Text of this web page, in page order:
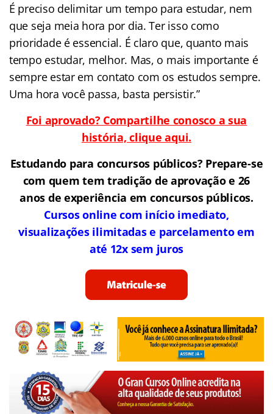
É preciso delimitar um tempo para estudar, nem
que seja meia hora por dia. Ter isso como
prioridade é essencial. É claro que, quanto mais
tempo estudar, melhor. Mas, o mais importante é
sempre estar em contato com os estudos sempre.
Uma hora você passa, basta persistir.”
Foi aprovado? Compartilhe conosco a sua
história, clique aqui.
Estudando para concursos públicos? Prepare-se
com quem tem tradição de aprovação e 26
anos de experiência em concursos públicos.
Cursos online com início imediato,
visualizações ilimitadas e parcelamento em
até 12x sem juros